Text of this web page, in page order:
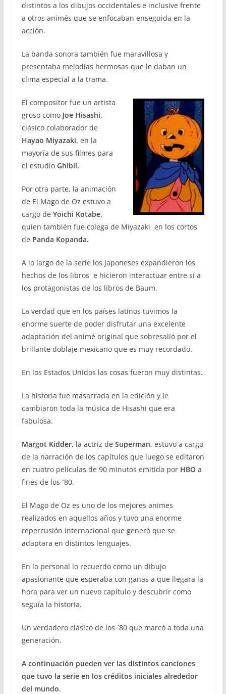
distintos a los dibujos occidentales e inclusive frente
a otros animés que se enfocaban enseguida en la
acción.
La banda sonora también fue maravillosa y
presentaba melodías hermosas que le daban un
clima especial a la trama.
El compositor fue un artista
groso comoJoe Hisashi,
clásico colaborador de
Hayao Miyazaki, en la
mayoría de sus filmes para
el estudioGhibli.
Por otra parte, la animación
de El Mago de Oz estuvo a
cargo de Yoichi Kotabe,
quien también fue colega de Miyazaki en los cortos
de Panda Kopanda.
A lo largo de la serie los japoneses expandieron los
hechos de los libros e hicieron interactuar entre sí a
los protagonistas de los libros de Baum.
La verdad que en los países latinos tuvimos la
enorme suerte de poder disfrutar una excelente
adaptación del animé original que sobresalió por el
brillante doblaje mexicano que es muy recordado.
En los Estados Unidos las cosas fueron muy distintas.
La historia fue masacrada en la edición y le
cambiaron toda la música de Hisashi que era
fabulosa.
Margot Kidder, la actriz de Superman, estuvo a cargo
de la narración de los capítulos que luego se editaron
en cuatro películas de 90 minutos emitida por HBOa
fines de los ´80.
El Mago de Oz es uno de los mejores animes
realizados en aquellos años y tuvo una enorme
repercusión internacional que generó que se
adaptara en distintos lenguajes.
En lo personal lo recuerdo como un dibujo
apasionante que esperaba con ganas a que llegara la
hora para ver un nuevo capítulo y descubrir como
seguía la historia.
Un verdadero clásico de los ´80 que marcó a toda una
generación.
A continuación pueden ver las distintos canciones
que tuvo la serie en los créditos iniciales alrededor
del mundo.